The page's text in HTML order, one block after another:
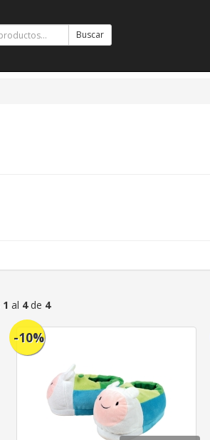
Buscar
1 al 4de 4
-10%